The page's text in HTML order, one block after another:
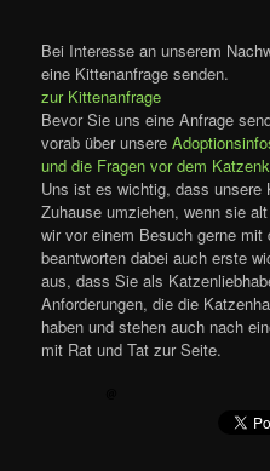
Bei Interesse an unserem
eine Kittenanfrage senden.
zur Kittenanfrage
Bevor Sie uns eine Anfrage
vorab über unsere
und die Fragen vor dem
Uns ist es wichtig, dass unsere
Zuhause umziehen, wenn sie
wir vor einem Besuch gerne mit
beantworten dabei auch erste
aus, dass Sie als
Anforderungen, die die
haben und stehen auch nach
mit Rat und Tat zur Seite.